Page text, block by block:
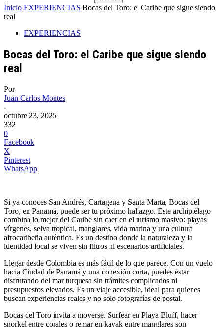
Inicio EXPERIENCIAS Bocas del Toro: el Caribe que sigue siendo
real
EXPERIENCIAS
Bocas del Toro: el Caribe que sigue siendo
real
Por
Juan Carlos Montes
-
octubre 23, 2025
332
0
Facebook
X
Pinterest
WhatsApp
Si ya conoces San Andrés, Cartagena y Santa Marta, Bocas del
Toro, en Panamá, puede ser tu próximo hallazgo. Este archipiélago
combina lo mejor del Caribe sin caer en el turismo masivo: playas
vírgenes, selva tropical, manglares, vida marina y una cultura
afrocaribeña auténtica. Es un destino donde la naturaleza y la
identidad local se viven sin filtros ni escenarios artificiales.
Llegar desde Colombia es más fácil de lo que parece. Con un vuelo
hacia Ciudad de Panamá y una conexión corta, puedes estar
disfrutando del mar turquesa sin trámites complicados ni
presupuestos elevados. Es un viaje accesible, ideal para quienes
buscan experiencias reales y no solo fotografías de postal.
Bocas del Toro invita a moverse. Surfear en Playa Bluff, hacer
snorkel entre corales o remar en kayak entre manglares son